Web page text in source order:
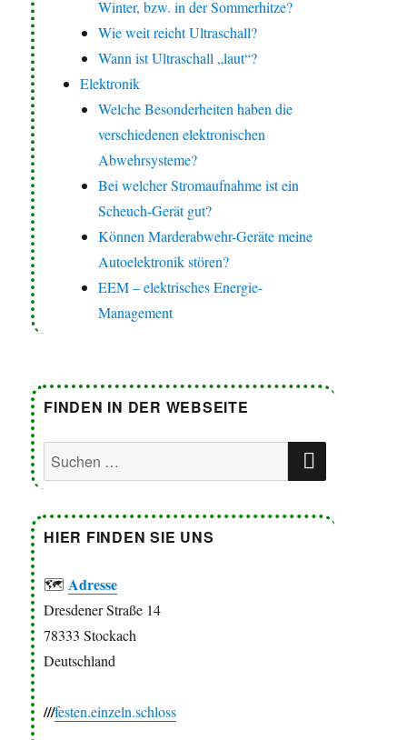
Winter, bzw. in der Sommerhitze?
Wie weit reicht Ultraschall?
Wann ist Ultraschall „laut“?
Elektronik
Welche Besonderheiten haben die
verschiedenen elektronischen
Abwehrsysteme?
Bei welcher Stromaufnahme ist ein
Scheuch-Gerät gut?
Können Marderabwehr-Geräte meine
Autoelektronik stören?
EEM – elektrisches Energie-
Management
FINDEN IN DER WEBSEITE
Suchen
nach:
SUCHEN
HIER FINDEN SIE UNS
🗺 Adresse
Dresdener Straße 14
78333 Stockach
Deutschland
///festen.einzeln.schloss